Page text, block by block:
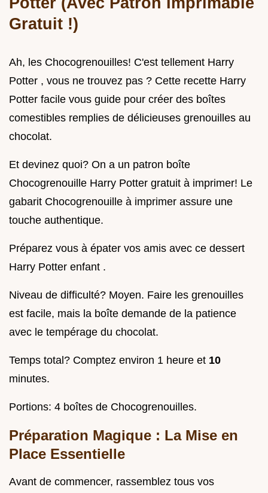
Gratuit !)
Ah, les Chocogrenouilles! C'est tellement Harry
Potter , vous ne trouvez pas ? Cette recette Harry
Potter facile vous guide pour créer des boîtes
comestibles remplies de délicieuses grenouilles au
chocolat.
Et devinez quoi? On a un patron boîte
Chocogrenouille Harry Potter gratuit à imprimer! Le
gabarit Chocogrenouille à imprimer assure une
touche authentique.
Préparez vous à épater vos amis avec ce dessert
Harry Potter enfant .
Niveau de difficulté? Moyen. Faire les grenouilles
est facile, mais la boîte demande de la patience
avec le tempérage du chocolat.
Temps total? Comptez environ 1 heure et 10
minutes.
Portions: 4 boîtes de Chocogrenouilles.
Préparation Magique : La Mise en
Place Essentielle
Avant de commencer, rassemblez tous vos